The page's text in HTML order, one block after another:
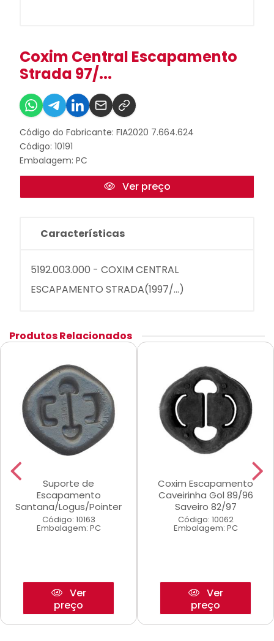
Coxim Central Escapamento
Strada 97/...
Código do Fabricante: FIA2020 7.664.624
Código: 10191
Embalagem: PC
Ver preço
Características
5192.003.000 - COXIM CENTRAL
ESCAPAMENTO STRADA(1997/...)
Produtos Relacionados
Suporte de
Escapamento
Santana/Logus/Pointer
Código: 10163
Embalagem: PC
Ver
preço
Coxim Escapamento
Caveirinha Gol 89/96
Saveiro 82/97
Código: 10062
Embalagem: PC
Ver
preço